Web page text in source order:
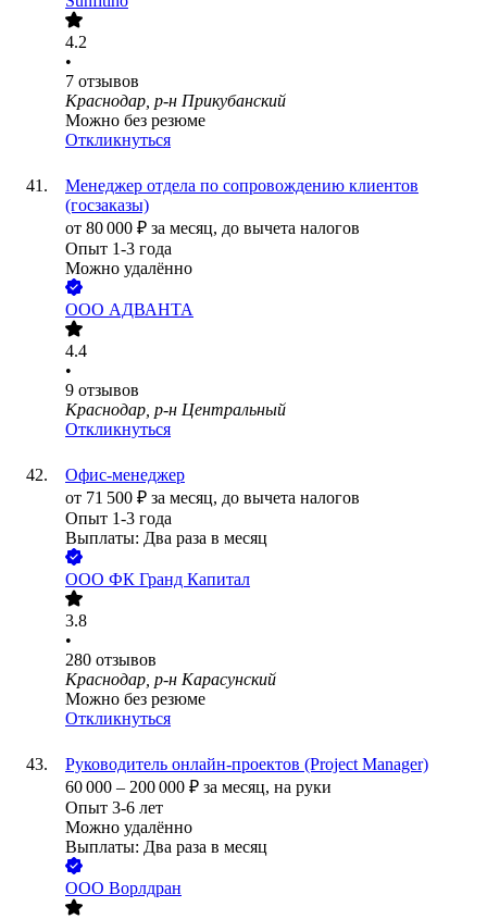
4.2
•
7 отзывов
Краснодар, р-н Прикубанский
Можно без резюме
Откликнуться
Менеджер отдела по сопровождению клиентов
(госзаказы)
от 80 000 ₽ за месяц, до вычета налогов
Опыт 1-3 года
Можно удалённо
ООО АДВАНТА
4.4
•
9 отзывов
Краснодар, р-н Центральный
Откликнуться
Офис-менеджер
от 71 500 ₽ за месяц, до вычета налогов
Опыт 1-3 года
Выплаты: Два раза в месяц
ООО ФК Гранд Капитал
3.8
•
280 отзывов
Краснодар, р-н Карасунский
Можно без резюме
Откликнуться
Руководитель онлайн-проектов (Project Manager)
60 000 – 200 000 ₽ за месяц, на руки
Опыт 3-6 лет
Можно удалённо
Выплаты: Два раза в месяц
ООО Ворлдран